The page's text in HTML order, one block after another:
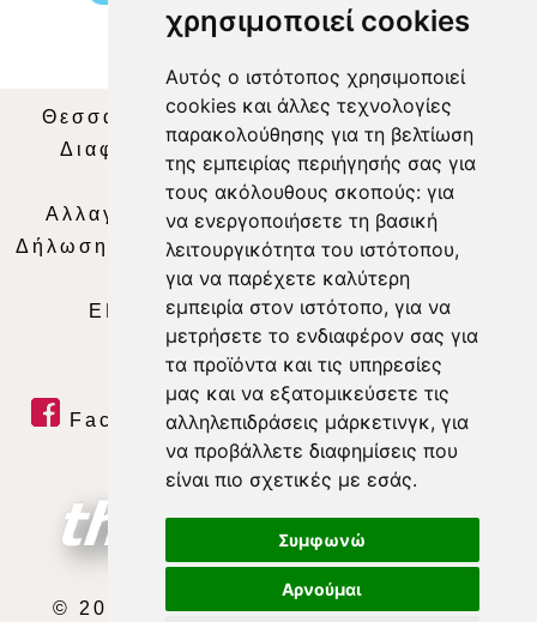
χρησιμοποιεί cookies
Αυτός ο ιστότοπος χρησιμοποιεί
cookies και άλλες τεχνολογίες
παρακολούθησης για τη βελτίωση
της εμπειρίας περιήγησής σας για
τους ακόλουθους σκοπούς: για
να ενεργοποιήσετε τη βασική
λειτουργικότητα του ιστότοπου,
για να παρέχετε καλύτερη
εμπειρία στον ιστότοπο, για να
μετρήσετε το ενδιαφέρον σας για
τα προϊόντα και τις υπηρεσίες
μας και να εξατομικεύσετε τις
αλληλεπιδράσεις μάρκετινγκ, για
να προβάλλετε διαφημίσεις που
είναι πιο σχετικές με εσάς.
Συμφωνώ
Αρνούμαι
Θεσσαλία Τηλεόραση|SNG Services
Διαφήμιση | Όροι Χρήσης |Δήλωση
Απορρήτου |
Περιεχόμενο
Αλλαγή Προτιμήσεων για τα Cookies
Δήλωση συμμόρφωσης με τη σύσταση (ΕΕ)
2018/334|Ταυτότητα
ΕΝΗΜΕΡΩΣΗ |WEB TV| LIVE
Facebook| Twitter | Youtube
RSS Feed
© 2026 ΘΕΣΣΑΛΙΑ ΤΗΛΕΟΡΑΣΗ Α.Ε.